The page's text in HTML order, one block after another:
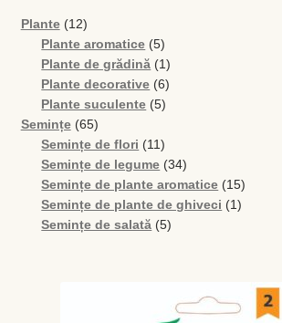
Plante 1212
produse
Plante aromatice 55
produse
Plante de grădină 11
produs
Plante decorative 66
produse
Plante suculente 55
Semințe 6565
de
produse
Semințe de flori 1111
produse
Semințe de legume 3434
de
produse
Semințe de plante aromatice 1515
produse
Semințe de plante de ghiveci 11
Semințe de salată 55